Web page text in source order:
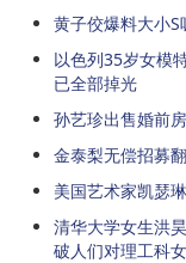
黄子佼爆料大小S
以色列35岁女模
已全部掉光
孙艺珍出售婚前
金泰梨无偿招募
美国艺术家凯瑟
清华大学女生洪
破人们对理工科